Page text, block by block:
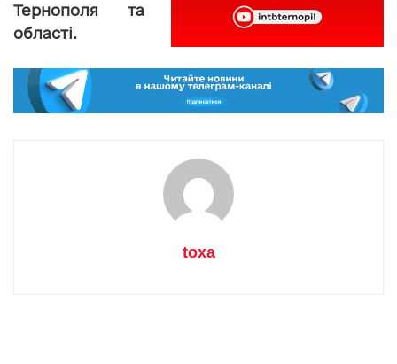
Тернополя та
області.
toxa